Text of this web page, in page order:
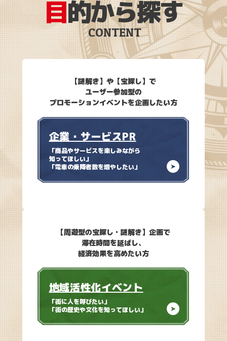
目的から探す
CONTENT
【謎解き】や【宝探し】で
ユーザー参加型の
プロモーションイベントを企画したい方
企業・サービスPR
「商品やサービスを楽しみながら
知ってほしい」
「電車の乗降者数を増やしたい」
【周遊型の宝探し・謎解き】企画で
滞在時間を延ばし、
経済効果を高めたい方
地域活性化イベント
「街に人を呼びたい」
「街の歴史や文化を知ってほしい」